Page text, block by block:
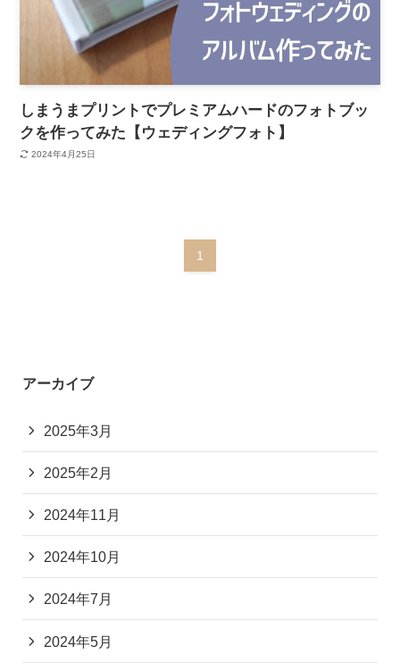
しまうまプリントでプレミアムハードのフォトブッ
クを作ってみた【ウェディングフォト】
2024年4月25日
1
アーカイブ
2025年3月
2025年2月
2024年11月
2024年10月
2024年7月
2024年5月